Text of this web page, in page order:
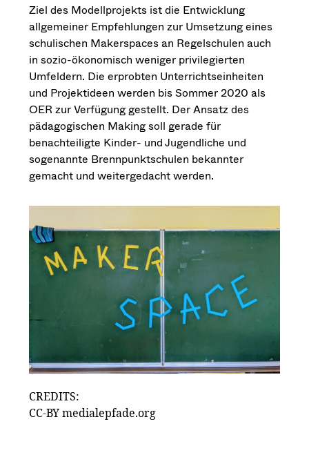
Ziel des Modellprojekts ist die Entwicklung
allgemeiner Empfehlungen zur Umsetzung eines
schulischen Makerspaces an Regelschulen auch
in sozio-ökonomisch weniger privilegierten
Umfeldern. Die erprobten Unterrichtseinheiten
und Projektideen werden bis Sommer 2020 als
OER zur Verfügung gestellt. Der Ansatz des
pädagogischen Making soll gerade für
benachteiligte Kinder- und Jugendliche und
sogenannte Brennpunktschulen bekannter
gemacht und weitergedacht werden.
CREDITS:
CC-BY medialepfade.org